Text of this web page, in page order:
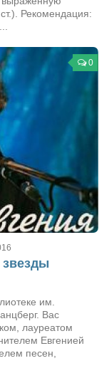
велосипедов
одежды
центр
Рекомендация:
0
им.
Вас
лауреатом
Евгенией
песен,